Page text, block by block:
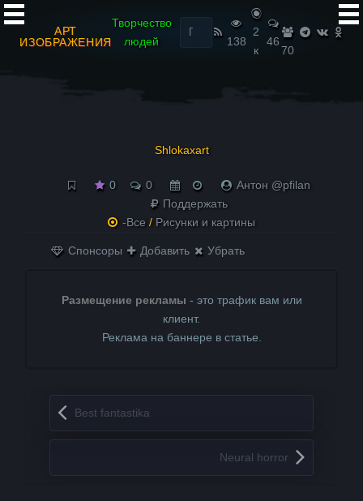
АРТ
ИЗОБРАЖЕНИЯ
Творчество
людей
Найти:
138
2
к
46
70
Shlokaxart
0 0
Антон @pfilan
Поддержать
-Все / Рисунки и картины
Спонсоры Добавить Убрать
Размещение рекламы - это трафик вам или
клиент.
Реклама на баннере в статье.
Запись навигация
Best fantastika
Neural horror